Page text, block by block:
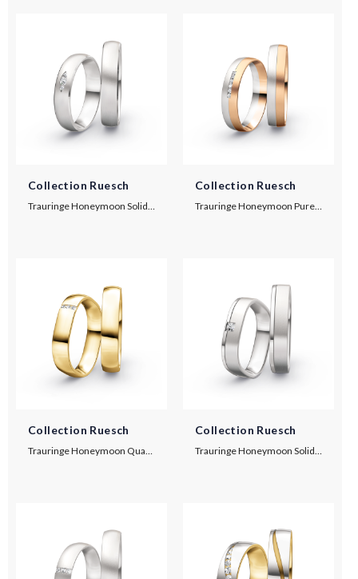
Collection Ruesch
Trauringe Honeymoon Solid VIII
Collection Ruesch
Trauringe Honeymoon Pure V
Collection Ruesch
Trauringe Honeymoon Quadra
Collection Ruesch
Trauringe Honeymoon Solid VII